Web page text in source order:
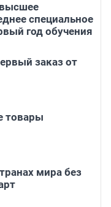
специальное
год обучения
заказ от
товары
мира без